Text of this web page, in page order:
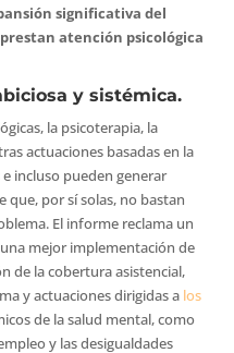
significativa del
atención psicológica
y sistémica.
la psicoterapia, la
actuaciones basadas en la
incluso pueden generar
que, por sí solas, no bastan
El informe reclama un
mejor implementación de
de la cobertura asistencial,
y actuaciones dirigidas a los
de la salud mental, como
y las desigualdades